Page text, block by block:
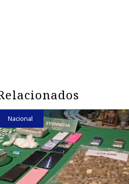
Nacional